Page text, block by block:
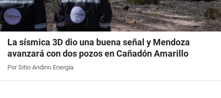
La sísmica 3D dio una buena señal y Mendoza
avanzará con dos pozos en Cañadón Amarillo
Por Sitio Andino Energía